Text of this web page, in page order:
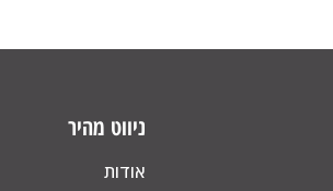
ניווט מהיר
אודות